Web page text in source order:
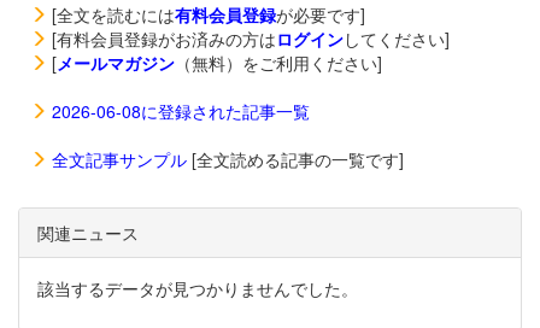
[全文を読むには有料会員登録が必要です]
[有料会員登録がお済みの方はログインしてください]
[メールマガジン （無料）をご利用ください]
2026-06-08に登録された記事一覧
全文記事サンプル [全文読める記事の一覧です]
関連ニュース
該当するデータが見つかりませんでした。